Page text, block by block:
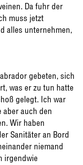
Da fuhr der
muss jetzt
alles unternehmen,
gebeten, sich
was er zu tun hatte
gelegt. Ich war
aber auch den
Wir haben
Sanitäter an Bord
niemand
irgendwie